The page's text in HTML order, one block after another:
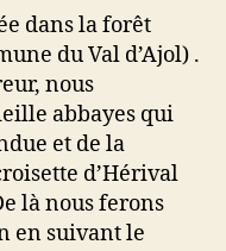
Hérival
Abbaye
&
Poudingue
dans la forêt
du Val d’Ajol) .
nous
abbayes qui
et de la
d’Hérival
là nous ferons
en suivant le